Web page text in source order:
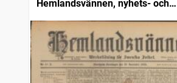
Hemlandsvännen, nyhets- och
missionsblad för svenska folket